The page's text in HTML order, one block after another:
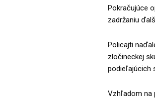
Pokračujúce
zadržaniu
Policajti
zločineckej
podieľajúcich
Vzhľadom na